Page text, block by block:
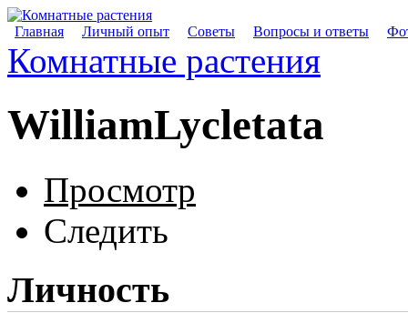
Главная Личный опыт Советы Вопросы и ответы
Комнатные растения
WilliamLycletata
Просмотр
Следить
Личность